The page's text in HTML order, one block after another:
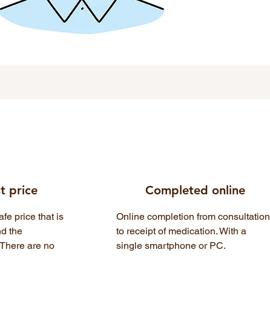
price
price that is
the
are no
Completed online
Online completion from consultation
to receipt of medication. With a
single smartphone or PC.